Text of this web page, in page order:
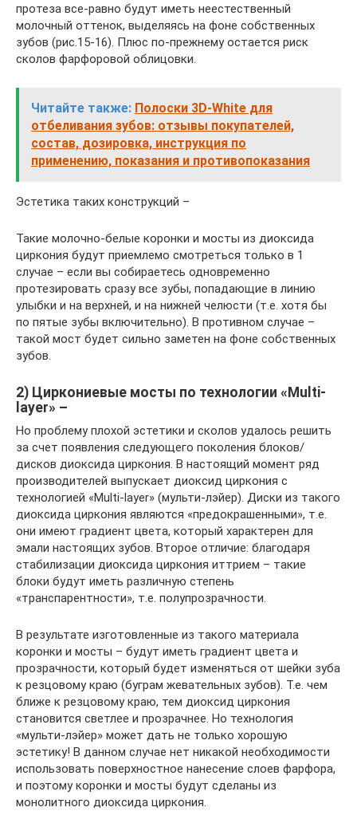
протеза все-равно будут иметь неестественный
молочный оттенок, выделяясь на фоне собственных
зубов (рис.15-16). Плюс по-прежнему остается риск
сколов фарфоровой облицовки.
Читайте также: Полоски 3D-White для
отбеливания зубов: отзывы покупателей,
состав, дозировка, инструкция по
применению, показания и противопоказания
Эстетика таких конструкций –
Такие молочно-белые коронки и мосты из диоксида
циркония будут приемлемо смотреться только в 1
случае – если вы собираетесь одновременно
протезировать сразу все зубы, попадающие в линию
улыбки и на верхней, и на нижней челюсти (т.е. хотя бы
по пятые зубы включительно). В противном случае –
такой мост будет сильно заметен на фоне собственных
зубов.
2) Циркониевые мосты по технологии «Multi-
layer» –
Но проблему плохой эстетики и сколов удалось решить
за счет появления следующего поколения блоков/
дисков диоксида циркония. В настоящий момент ряд
производителей выпускает диоксид циркония с
технологией «Multi-layer» (мульти-лэйер). Диски из такого
диоксида циркония являются «предокрашенными», т.е.
они имеют градиент цвета, который характерен для
эмали настоящих зубов. Второе отличие: благодаря
стабилизации диоксида циркония иттрием – такие
блоки будут иметь различную степень
«транспарентности», т.е. полупрозрачности.
В результате изготовленные из такого материала
коронки и мосты – будут иметь градиент цвета и
прозрачности, который будет изменяться от шейки зуба
к резцовому краю (буграм жевательных зубов). Т.е. чем
ближе к резцовому краю, тем диоксид циркония
становится светлее и прозрачнее. Но технология
«мульти-лэйер» может дать не только хорошую
эстетику! В данном случае нет никакой необходимости
использовать поверхностное нанесение слоев фарфора,
и поэтому коронки и мосты будут сделаны из
монолитного диоксида циркония.